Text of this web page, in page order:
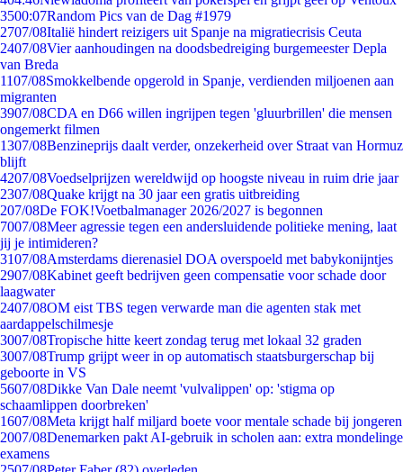
3500:07Random Pics van de Dag #1979
2707/08Italië hindert reizigers uit Spanje na migratiecrisis Ceuta
2407/08Vier aanhoudingen na doodsbedreiging burgemeester Depla
van Breda
1107/08Smokkelbende opgerold in Spanje, verdienden miljoenen aan
migranten
3907/08CDA en D66 willen ingrijpen tegen 'gluurbrillen' die mensen
ongemerkt filmen
1307/08Benzineprijs daalt verder, onzekerheid over Straat van Hormuz
blijft
4207/08Voedselprijzen wereldwijd op hoogste niveau in ruim drie jaar
2307/08Quake krijgt na 30 jaar een gratis uitbreiding
207/08De FOK!Voetbalmanager 2026/2027 is begonnen
7007/08Meer agressie tegen een andersluidende politieke mening, laat
jij je intimideren?
3107/08Amsterdams dierenasiel DOA overspoeld met babykonijntjes
2907/08Kabinet geeft bedrijven geen compensatie voor schade door
laagwater
2407/08OM eist TBS tegen verwarde man die agenten stak met
aardappelschilmesje
3007/08Tropische hitte keert zondag terug met lokaal 32 graden
3007/08Trump grijpt weer in op automatisch staatsburgerschap bij
geboorte in VS
5607/08Dikke Van Dale neemt 'vulvalippen' op: 'stigma op
schaamlippen doorbreken'
1607/08Meta krijgt half miljard boete voor mentale schade bij jongeren
2007/08Denemarken pakt AI-gebruik in scholen aan: extra mondelinge
examens